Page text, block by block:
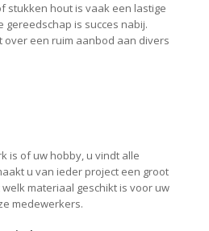
stukken hout is vaak een lastige
gereedschap is succes nabij.
over een ruim aanbod aan divers
is of uw hobby, u vindt alle
u van ieder project een groot
materiaal geschikt is voor uw
medewerkers.